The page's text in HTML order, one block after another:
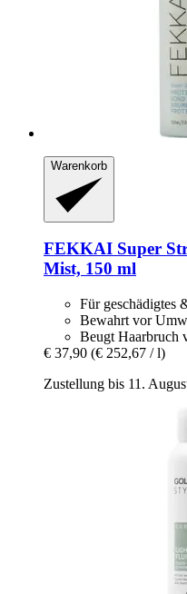
Warenkorb
FEKKAI Super
Mist, 150 ml
Für geschädigtes
Bewahrt vor
Beugt Haarbruch
€ 37,90 (€ 252,67 / l)
Zustellung bis 11.